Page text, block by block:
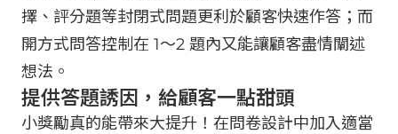
擇、評分題等封閉式問題更利於顧客快速作答；而
開方式問答控制在 1～2 題內又能讓顧客盡情闡述
想法。
提供答題誘因，給顧客一點甜頭
小獎勵真的能帶來大提升！在問卷設計中加入適當